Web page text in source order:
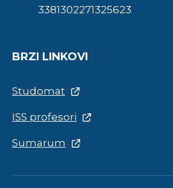
3381302271325623
BRZI LINKOVI
Studomat
ISS profesori
Sumarum